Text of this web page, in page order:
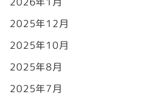
2025年12月
2025年10月
2025年8月
2025年7月